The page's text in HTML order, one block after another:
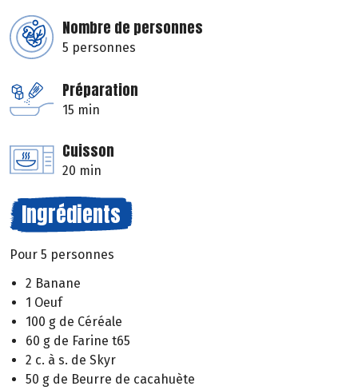
Nombre de personnes
5 personnes
Préparation
15 min
Cuisson
20 min
Ingrédients
Pour 5 personnes
2 Banane
1 Oeuf
100 g de Céréale
60 g de Farine t65
2 c. à s. de Skyr
50 g de Beurre de cacahuète